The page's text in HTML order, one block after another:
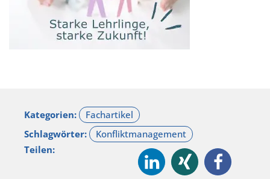
Kategorien:
Schlagwörter:
Teilen: